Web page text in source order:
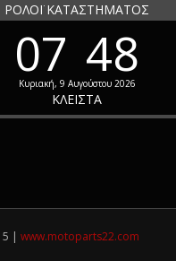
ΡΟΛΟΪ ΚΑΤΑΣΤΗΜΑΤΟΣ
07 48
Κυριακή, 9 Αυγούστου 2026
ΚΛΕΙΣΤΑ
| www.motoparts22.com